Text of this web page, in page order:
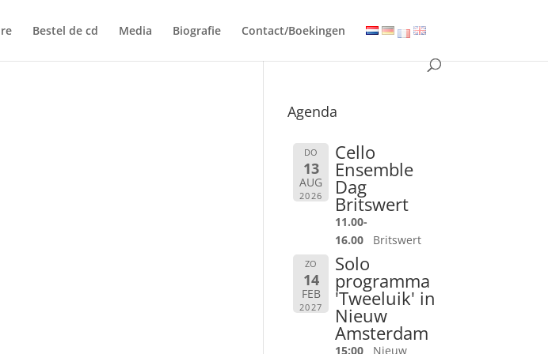
Bestel de cd Media Biografie Contact/Boekingen
Agenda
DO
13
AUG
2026
Cello
Ensemble
Dag
Britswert
11.00-
16.00
Britswert
ZO
14
FEB
2027
Solo
programma
'Tweeluik' in
Nieuw
Amsterdam
15:00
Nieuw